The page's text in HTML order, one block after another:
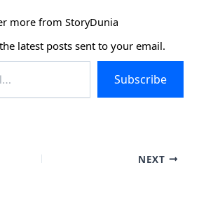
more from StoryDunia
latest posts sent to your email.
Subscribe
NEXT